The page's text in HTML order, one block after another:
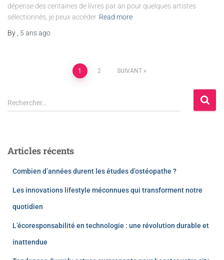
dépense des centaines de livres par an pour quelques artistes
sélectionnés, je peux accéder Read more
By
5 ansago
1 2 SUIVANT
Rechercher…
Articles récents
Combien d’années durent les études d’ostéopathe ?
Les innovations lifestyle méconnues qui transforment notre
quotidien
L’écoresponsabilité en technologie : une révolution durable et
inattendue